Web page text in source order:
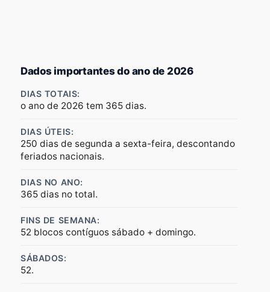
Dados importantes do ano de 2026
DIAS TOTAIS:
o ano de 2026 tem 365 dias.
DIAS ÚTEIS:
250 dias de segunda a sexta-feira, descontando
feriados nacionais.
DIAS NO ANO:
365 dias no total.
FINS DE SEMANA:
52 blocos contíguos sábado + domingo.
SÁBADOS:
52.